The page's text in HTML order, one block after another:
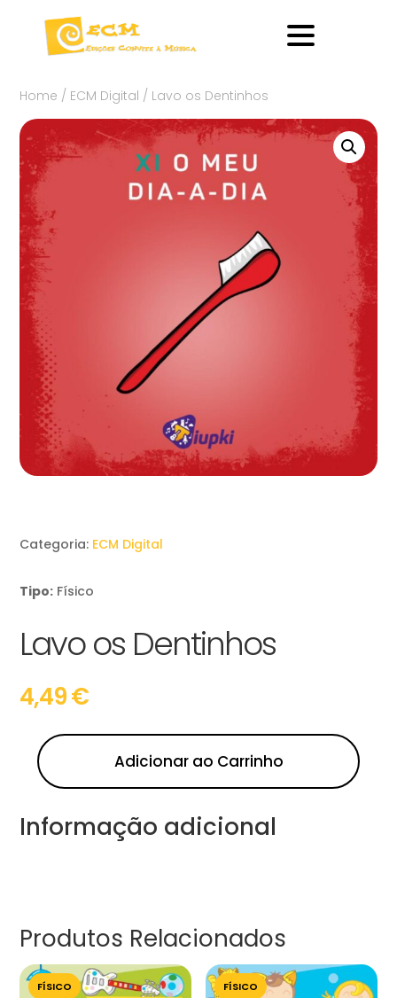
Home / ECM Digital / Lavo os Dentinhos
Categoria: ECM Digital
Tipo: Físico
Lavo os Dentinhos
4,49€
Adicionar ao Carrinho
Informação adicional
Produtos Relacionados
FÍSICO FÍSICO